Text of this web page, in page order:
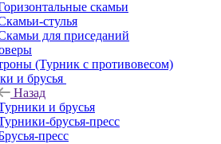
скамьи
стулья
для приседаний
(Турник с противовесом)
и брусья
Назад
и брусья
брусья-пресс
пресс